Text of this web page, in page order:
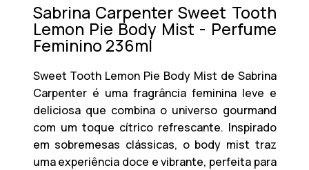
Sabrina Carpenter Sweet Tooth
Lemon Pie Body Mist - Perfume
Feminino 236ml
Sweet Tooth Lemon Pie Body Mist de Sabrina
Carpenteré uma fragrância feminina leve e
deliciosa que combina o universo gourmand
com um toque cítrico refrescante. Inspirado
em sobremesas clássicas, o body mist traz
uma experiência doce e vibrante, perfeita para